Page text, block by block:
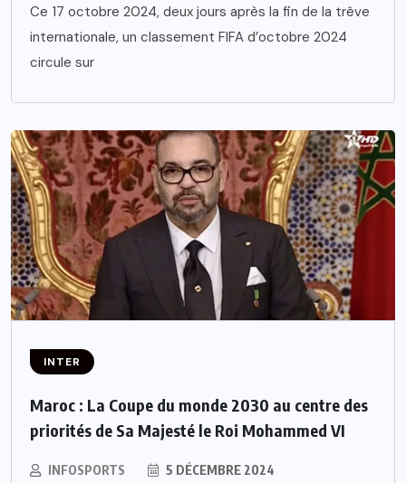
Ce 17 octobre 2024, deux jours après la fin de la trêve
internationale, un classement FIFA d’octobre 2024
circule sur
INTER
Maroc : La Coupe du monde 2030 au centre des
priorités de Sa Majesté le Roi Mohammed VI
INFOSPORTS 5 DÉCEMBRE 2024